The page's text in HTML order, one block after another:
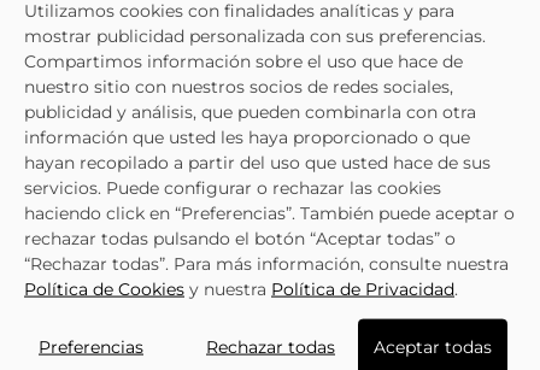
Composición y cuidados
Preguntas
TE PUEDE INTERESAR
- 15%
Utilizamos cookies con finalidades analíticas y para
mostrar publicidad personalizada con sus preferencias.
Compartimos información sobre el uso que hace de
nuestro sitio con nuestros socios de redes sociales,
publicidad y análisis, que pueden combinarla con otra
información que usted les haya proporcionado o que
hayan recopilado a partir del uso que usted hace de sus
servicios. Puede configurar o rechazar las cookies
haciendo click en “Preferencias”. También puede aceptar o
rechazar todas pulsando el botón “Aceptar todas” o
“Rechazar todas”. Para más información, consulte nuestra
Política de Cookies y nuestra Política de Privacidad.
Preferencias Rechazar todas Aceptar todas